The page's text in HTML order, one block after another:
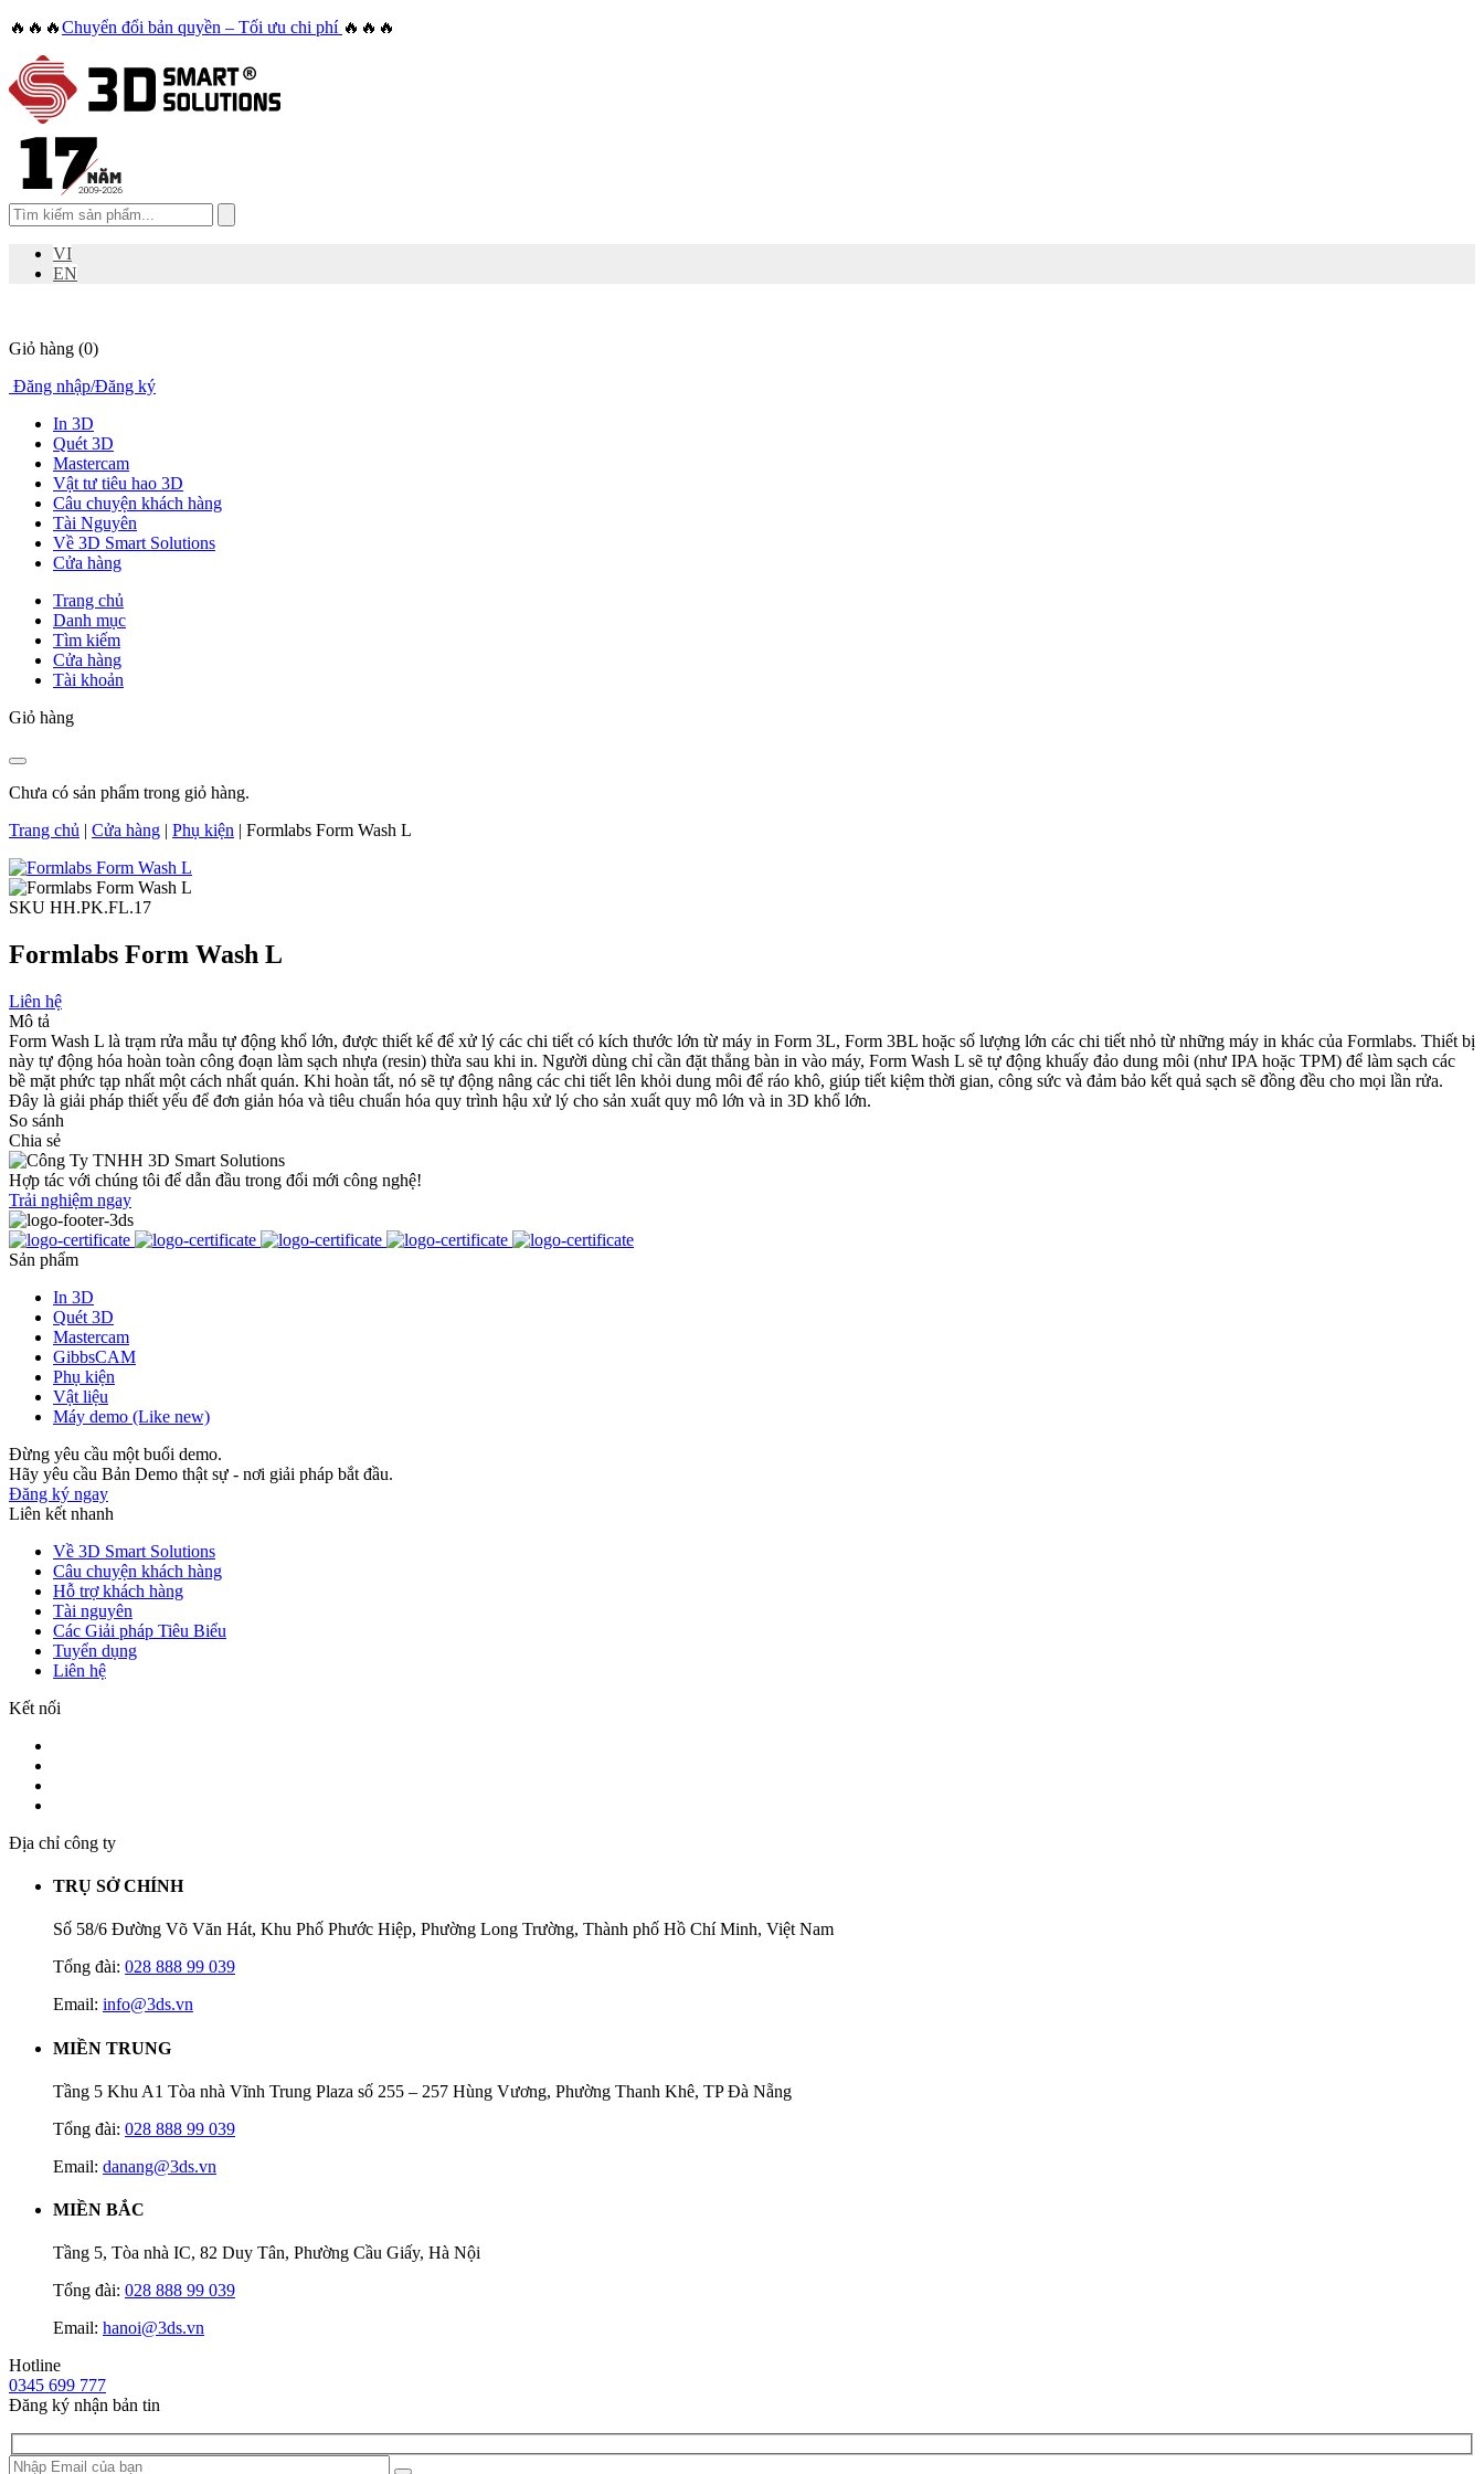
🔥🔥🔥Chuyển đổi bản quyền – Tối ưu chi phí 🔥🔥🔥
VI
EN
Giỏ hàng (0)
Đăng nhập/Đăng ký
In 3D
Quét 3D
Mastercam
Vật tư tiêu hao 3D
Câu chuyện khách hàng
Tài Nguyên
Về 3D Smart Solutions
Cửa hàng
Trang chủ
Danh mục
Tìm kiếm
Cửa hàng
Tài khoản
Giỏ hàng
Chưa có sản phẩm trong giỏ hàng.
Trang chủ | Cửa hàng | Phụ kiện | Formlabs Form Wash L
SKU HH.PK.FL.17
Formlabs Form Wash L
Liên hệ
Mô tả
Form Wash L là trạm rửa mẫu tự động khổ lớn, được thiết kế để xử lý các chi tiết có kích thước lớn từ máy in Form 3L, Form 3BL hoặc số lượng lớn các chi tiết nhỏ từ những máy in khác của Formlabs. Thiết bị
này tự động hóa hoàn toàn công đoạn làm sạch nhựa (resin) thừa sau khi in. Người dùng chỉ cần đặt thẳng bàn in vào máy, Form Wash L sẽ tự động khuấy đảo dung môi (như IPA hoặc TPM) để làm sạch các
bề mặt phức tạp nhất một cách nhất quán. Khi hoàn tất, nó sẽ tự động nâng các chi tiết lên khỏi dung môi để ráo khô, giúp tiết kiệm thời gian, công sức và đảm bảo kết quả sạch sẽ đồng đều cho mọi lần rửa.
Đây là giải pháp thiết yếu để đơn giản hóa và tiêu chuẩn hóa quy trình hậu xử lý cho sản xuất quy mô lớn và in 3D khổ lớn.
So sánh
Chia sẻ
Hợp tác với chúng tôi để dẫn đầu trong đổi mới công nghệ!
Trải nghiệm ngay
Sản phẩm
In 3D
Quét 3D
Mastercam
GibbsCAM
Phụ kiện
Vật liệu
Máy demo (Like new)
Đừng yêu cầu một buổi demo.
Hãy yêu cầu Bản Demo thật sự - nơi giải pháp bắt đầu.
Đăng ký ngay
Liên kết nhanh
Về 3D Smart Solutions
Câu chuyện khách hàng
Hỗ trợ khách hàng
Tài nguyên
Các Giải pháp Tiêu Biểu
Tuyển dụng
Liên hệ
Kết nối
Địa chỉ công ty
TRỤ SỞ CHÍNH
Số 58/6 Đường Võ Văn Hát, Khu Phố Phước Hiệp, Phường Long Trường, Thành phố Hồ Chí Minh, Việt Nam
Tổng đài: 028 888 99 039
Email: info@3ds.vn
MIỀN TRUNG
Tầng 5 Khu A1 Tòa nhà Vĩnh Trung Plaza số 255 – 257 Hùng Vương, Phường Thanh Khê, TP Đà Nẵng
Tổng đài: 028 888 99 039
Email: danang@3ds.vn
MIỀN BẮC
Tầng 5, Tòa nhà IC, 82 Duy Tân, Phường Cầu Giấy, Hà Nội
Tổng đài: 028 888 99 039
Email: hanoi@3ds.vn
Hotline
0345 699 777
Đăng ký nhận bản tin